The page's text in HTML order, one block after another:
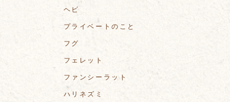
ヘビ
プライベートのこと
フグ
フェレット
ファンシーラット
ハリネズミ